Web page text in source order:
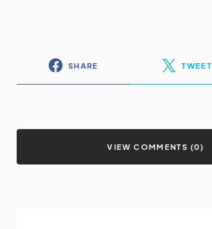
SHARE TWEET
VIEW COMMENTS (0)